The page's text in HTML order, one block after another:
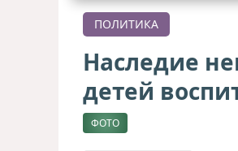
ПОЛИТИКА
Наследие
детей
ФОТО